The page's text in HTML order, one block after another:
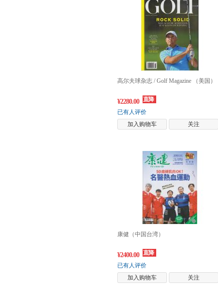
高尔夫球杂志 / Golf Magazine （美国）
¥2280.00 直降
已有人评价
加入购物车
关注
康健（中国台湾）
¥2400.00 直降
已有人评价
加入购物车
关注